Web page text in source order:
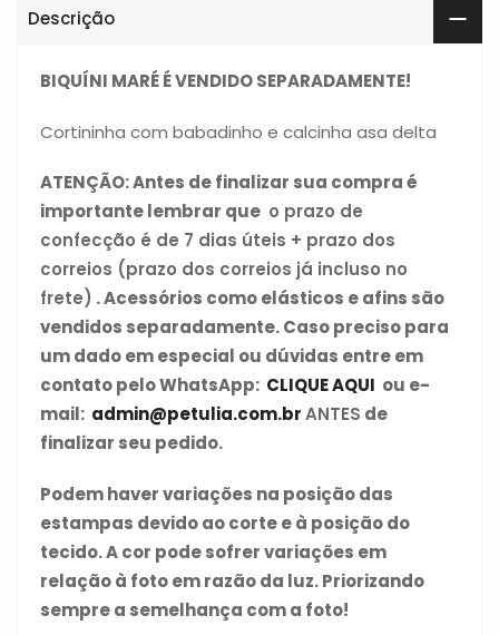
Descrição
BIQUÍNI MARÉ É VENDIDO SEPARADAMENTE!
Cortininha com babadinho e calcinha asa delta
ATENÇÃO: Antes de finalizar sua compra é
importante lembrar que o prazo de
confecção é de 7 dias úteis + prazo dos
correios (prazo dos correios já incluso no
frete) . Acessórios como elásticos e afins são
vendidos separadamente. Caso preciso para
um dado em especial ou dúvidas entre em
contato pelo WhatsApp: CLIQUE AQUI ou e-
mail: admin@petulia.com.brANTES de
finalizar seu pedido.
Podem haver variações na posição das
estampas devido ao corte e à posição do
tecido. A cor pode sofrer variações em
relação à foto em razão da luz. Priorizando
sempre a semelhança com a foto!